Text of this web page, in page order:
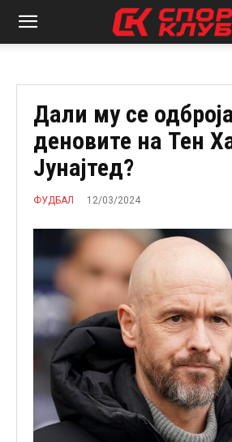
Дали му се
деновите на Тен
Јунајтед?
ФУДБАЛ 12/03/2024